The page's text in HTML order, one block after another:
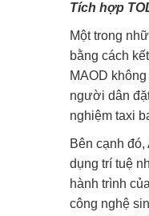
Tích hợp
Một trong
bằng cách
MAOD
người dân
nghiệm taxi
Bên cạnh
dụng trí tuệ
hành trình
công nghệ